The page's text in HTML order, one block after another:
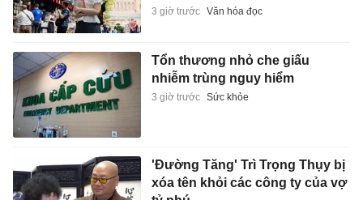
3 giờ trước Văn hóa đọc
Tổn thương nhỏ che giấu
nhiễm trùng nguy hiểm
3 giờ trước Sức khỏe
'Đường Tăng' Trì Trọng Thụy bị
xóa tên khỏi các công ty của vợ